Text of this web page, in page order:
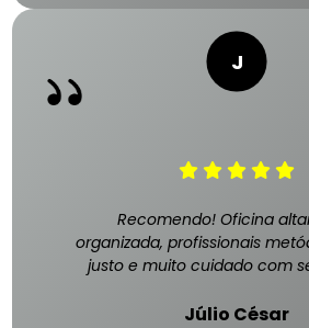
Recomendo! Oficina
organizada, profissionais
justo e muito cuidado com
Júlio César